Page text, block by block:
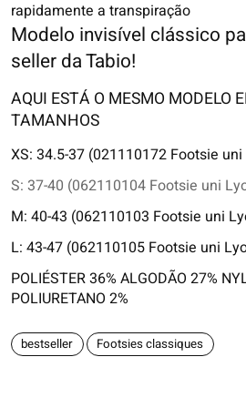
rapidamente a transpiração
Modelo invisível clássico
seller da Tabio!
AQUI ESTÁ O MESMO MODELO
TAMANHOS
XS: 34.5-37 (021110172 Footsie
S: 37-40 (062110104 Footsie uni
M: 40-43 (062110103 Footsie uni
L: 43-47 (062110105 Footsie uni
POLIÉSTER 36% ALGODÃO 27%
POLIURETANO 2%
bestseller Footsies classiques